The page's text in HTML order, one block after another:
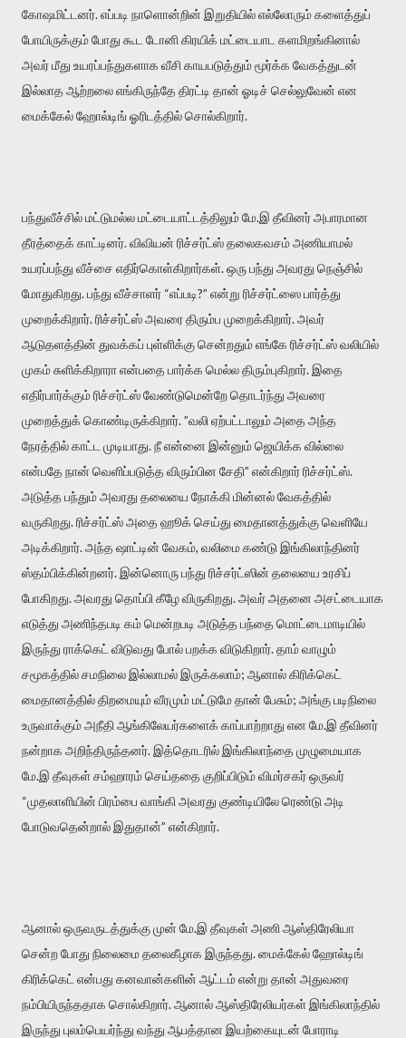
கோஷமிட்டனர். எப்படி நாளொன்றின் இறுதியில் எல்லோரும் களைத்துப்
போயிருக்கும் போது கூட டோனி கிரயிக் மட்டையாட களமிறங்கினால்
அவர் மீது உயரப்பந்துகளாக வீசி காயபடுத்தும் மூர்க்க வேகத்துடன்
இல்லாத ஆற்றலை எங்கிருந்தே திரட்டி தான் ஓடிச் செல்லுவேன் என
மைக்கேல் ஹோல்டிங் ஓரிடத்தில் சொல்கிறார்.
பந்துவீச்சில் மட்டுமல்ல மட்டையாட்டத்திலும் மே.இ தீவினர் அபாரமான
தீரத்தைக் காட்டினர். விவியன் ரிச்சர்ட்ஸ் தலைகவசம் அணியாமல்
உயரப்பந்து வீச்சை எதிர்கொள்கிறார்கள். ஒரு பந்து அவரது நெஞ்சில்
மோதுகிறது. பந்து வீச்சாளர் “எப்படி?” என்று ரிச்சர்ட்ஸை பார்த்து
முறைக்கிறார். ரிச்சர்ட்ஸ் அவரை திரும்ப முறைக்கிறார். அவர்
ஆடுதளத்தின் துவக்கப் புள்ளிக்கு சென்றதும் எங்கே ரிச்சர்ட்ஸ் வலியில்
முகம் சுளிக்கிறாரா என்பதை பார்க்க மெல்ல திரும்புகிறார். இதை
எதிர்பார்க்கும் ரிச்சர்ட்ஸ் வேண்டுமென்றே தொடர்ந்து அவரை
முறைத்துக் கொண்டிருக்கிறார். ”வலி ஏற்பட்டாலும் அதை அந்த
நேரத்தில் காட்ட முடியாது. நீ என்னை இன்னும் ஜெயிக்க வில்லை
என்பதே நான் வெளிப்படுத்த விரும்பின சேதி” என்கிறார் ரிச்சர்ட்ஸ்.
அடுத்த பந்தும் அவரது தலையை நோக்கி மின்னல் வேகத்தில்
வருகிறது. ரிச்சர்ட்ஸ் அதை ஹூக் செய்து மைதானத்துக்கு வெளியே
அடிக்கிறார். அந்த ஷாட்டின் வேகம், வலிமை கண்டு இங்கிலாந்தினர்
ஸ்தம்பிக்கின்றனர். இன்னொரு பந்து ரிச்சர்ட்ஸின் தலையை உரசிப்
போகிறது. அவரது தொப்பி கீழே விருகிறது. அவர் அதனை அசட்டையாக
எடுத்து அணிந்தபடி கம் மென்றபடி அடுத்த பந்தை மொட்டைமாடியில்
இருந்து ராக்கெட் விடுவது போல் பறக்க விடுகிறார். தாம் வாழும்
சமூகத்தில் சமநிலை இல்லாமல் இருக்கலாம்; ஆனால் கிரிக்கெட்
மைதானத்தில் திறமையும் வீரமும் மட்டுமே தான் பேசும்; அங்கு படிநிலை
உருவாக்கும் அநீதி ஆங்கிலேயர்களைக் காப்பாற்றாது என மே.இ தீவினர்
நன்றாக அறிந்திருந்தனர். இத்தொடரில் இங்கிலாந்தை முழுமையாக
மே.இ தீவுகள் சம்ஹாரம் செய்ததை குறிப்பிடும் விமர்சகர் ஒருவர்
“முதலாளியின் பிரம்பை வாங்கி அவரது குண்டியிலே ரெண்டு அடி
போடுவதென்றால் இதுதான்” என்கிறார்.
ஆனால் ஒருவருடத்துக்கு முன் மே.இ தீவுகள் அணி ஆஸ்திரேலியா
சென்ற போது நிலைமை தலைகீழாக இருந்தது. மைக்கேல் ஹோல்டிங்
கிரிக்கெட் என்பது கனவான்களின் ஆட்டம் என்று தான் அதுவரை
நம்பியிருந்ததாக சொல்கிறார். ஆனால் ஆஸ்திரேலியர்கள் இங்கிலாந்தில்
இருந்து புலம்பெயர்ந்து வந்து ஆபத்தான இயற்கையுடன் போராடி